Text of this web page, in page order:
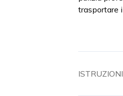
trasportare